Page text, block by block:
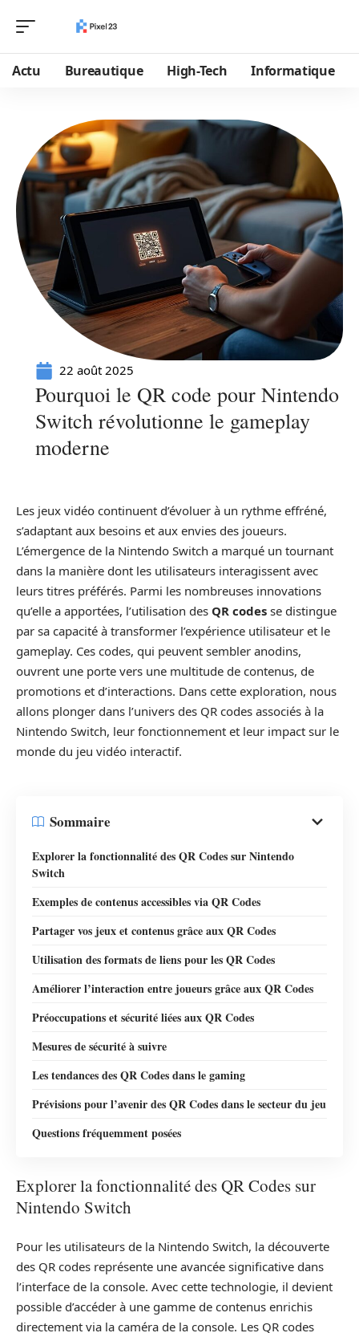
Actu Bureautique High-Tech Informatique
22 août 2025
Pourquoi le QR code pour Nintendo
Switch révolutionne le gameplay
moderne
Les jeux vidéo continuent d’évoluer à un rythme effréné,
s’adaptant aux besoins et aux envies des joueurs.
L’émergence de la Nintendo Switch a marqué un tournant
dans la manière dont les utilisateurs interagissent avec
leurs titres préférés. Parmi les nombreuses innovations
qu’elle a apportées, l’utilisation des QR codes se distingue
par sa capacité à transformer l’expérience utilisateur et le
gameplay. Ces codes, qui peuvent sembler anodins,
ouvrent une porte vers une multitude de contenus, de
promotions et d’interactions. Dans cette exploration, nous
allons plonger dans l’univers des QR codes associés à la
Nintendo Switch, leur fonctionnement et leur impact sur le
monde du jeu vidéo interactif.
Sommaire
Explorer la fonctionnalité des QR Codes sur Nintendo
Switch
Exemples de contenus accessibles via QR Codes
Partager vos jeux et contenus grâce aux QR Codes
Utilisation des formats de liens pour les QR Codes
Améliorer l’interaction entre joueurs grâce aux QR Codes
Préoccupations et sécurité liées aux QR Codes
Mesures de sécurité à suivre
Les tendances des QR Codes dans le gaming
Prévisions pour l’avenir des QR Codes dans le secteur du jeu
Questions fréquemment posées
Explorer la fonctionnalité des QR Codes sur
Nintendo Switch
Pour les utilisateurs de la Nintendo Switch, la découverte
des QR codes représente une avancée significative dans
l’interface de la console. Avec cette technologie, il devient
possible d’accéder à une gamme de contenus enrichis
directement via la caméra de la console. Les QR codes